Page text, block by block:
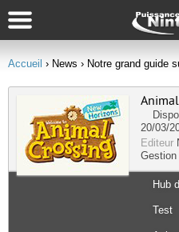
Accueil › News › Notre grand guide
20/03/
Editeur
Gestion
Hub
Test